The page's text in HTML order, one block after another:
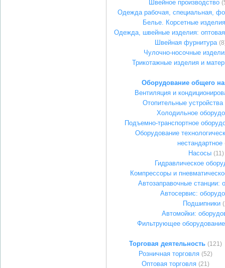
Швейное производство
Одежда рабочая, специальная,
Белье. Корсетные изделия
Одежда, швейные изделия: оптовая
Швейная фурнитура
Чулочно-носочные
Трикотажные изделия и
Оборудование общего
Вентиляция и
Отопительные
Холодильное
Подъемно-транспортное
Оборудование
нестандартное
Насосы (11)
Гидравлическое
Компрессоры и
Автозаправочные станции:
Автосервис:
Подшипники
Автомойки:
Фильтрующее
Торговая деятельность (121)
Розничная торговля (52)
Оптовая торговля (21)